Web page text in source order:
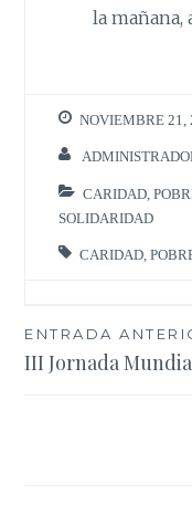
la mañana,
NOVIEMBRE 21,
CARIDAD ,
SOLIDARIDAD
CARIDAD ,
Navegación
de
ENTRADA
III Jornada